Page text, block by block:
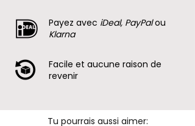
Payez avec iDeal, PayPalou
Klarna
Facile et aucune raison de
revenir
Tu pourrais aussi aimer: